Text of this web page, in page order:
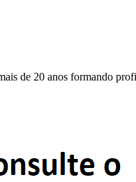
de 20 anos formando